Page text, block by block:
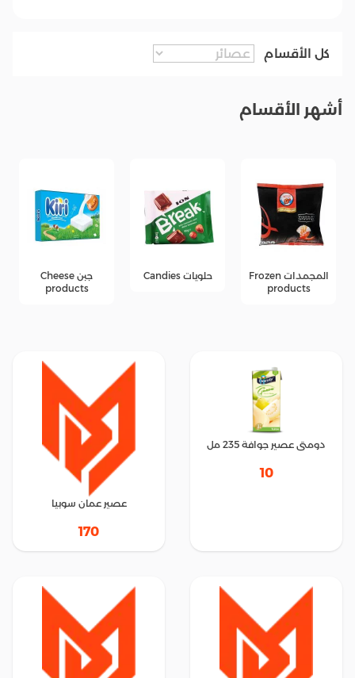
كل الأقسام
أشهر الأقسام
المجمدات Frozen
products
حلويات Candies
جبن Cheese
products
دومتى عصير جوافة 235 مل
10
عصير عمان سوبيا
170